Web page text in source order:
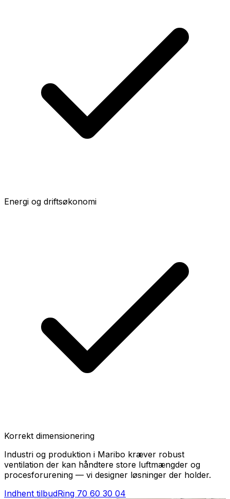
Energi og driftsøkonomi
Korrekt dimensionering
Industri og produktion i Maribo kræver robust
ventilation der kan håndtere store luftmængder og
procesforurening — vi designer løsninger der holder.
Indhent tilbudRing 70 60 30 04